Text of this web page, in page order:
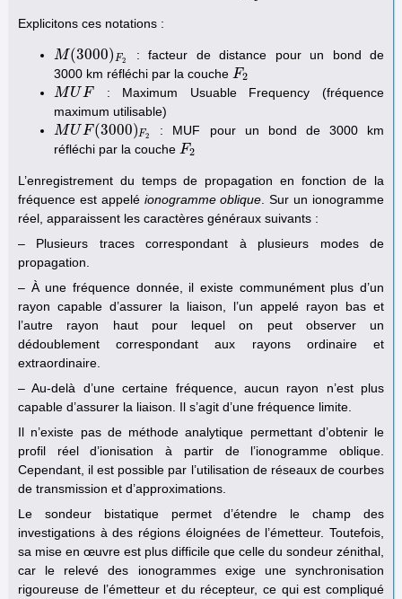
Explicitons ces notations :
M(3000)F2
M(3000)F2
: facteur de distance pour un bond de
3000 km réfléchi par la couche F2
F2
MUF
MUF
: Maximum Usuable Frequency (fréquence
maximum utilisable)
MUF(3000)F2
MUF(3000)F2
: MUF pour un bond de 3000 km
réfléchi par la couche F2
F2
L’enregistrement du temps de propagation en fonction de la
fréquence est appelé ionogramme oblique . Sur un ionogramme
réel, apparaissent les caractères généraux suivants :
– Plusieurs traces correspondant à plusieurs modes de
propagation.
– À une fréquence donnée, il existe communément plus d’un
rayon capable d’assurer la liaison, l’un appelé rayon bas et
l’autre rayon haut pour lequel on peut observer un
dédoublement correspondant aux rayons ordinaire et
extraordinaire.
– Au-delà d’une certaine fréquence, aucun rayon n’est plus
capable d’assurer la liaison. Il s’agit d’une fréquence limite.
Il n’existe pas de méthode analytique permettant d’obtenir le
profil réel d’ionisation à partir de l’ionogramme oblique.
Cependant, il est possible par l’utilisation de réseaux de courbes
de transmission et d’approximations.
Le sondeur bistatique permet d’étendre le champ des
investigations à des régions éloignées de l’émetteur. Toutefois,
sa mise en œuvre est plus difficile que celle du sondeur zénithal,
car le relevé des ionogrammes exige une synchronisation
rigoureuse de l’émetteur et du récepteur, ce qui est compliqué